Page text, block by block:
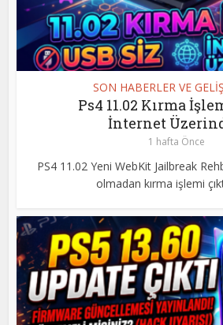
SON HABERLER VE
Ps4 11.02 Kırma
İnternet
1 hafta Önce
PS4 11.02 Yeni WebKit Jailbreak
olmadan kırma işlemi